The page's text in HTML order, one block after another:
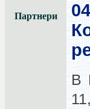
Партнери
В